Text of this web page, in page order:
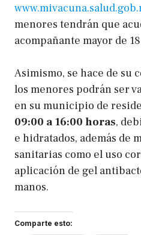
menores tendrán que
acompañante mayor de
Asimismo, se hace de su
los menores podrán ser
en su municipio de
09:00 a 16:00 horas,
e hidratados, además de
sanitarias como el uso
aplicación de gel
manos.
Comparte esto: